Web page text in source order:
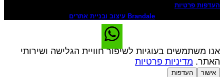
פרטיות
Brandale עיצוב ובניית אתרים
משתמשים בעוגיות לשיפור חוויית הגלישה ושירותי
מדיניות פרטיות
אישור העדפות